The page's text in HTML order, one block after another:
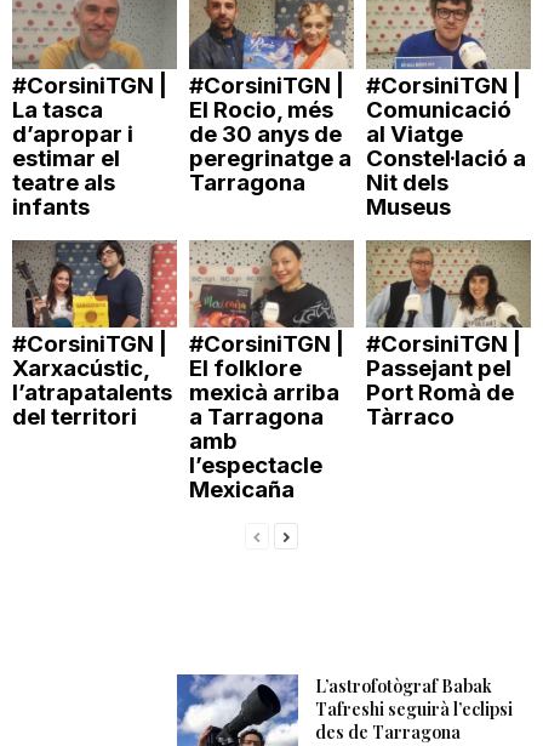
#CorsiniTGN |
La tasca
d’apropar i
estimar el
teatre als
infants
#CorsiniTGN |
El Rocio, més
de 30 anys de
peregrinatge a
Tarragona
#CorsiniTGN |
Comunicació
al Viatge
Constel·lació a
Nit dels
Museus
#CorsiniTGN |
Xarxacústic,
l’atrapatalents
del territori
#CorsiniTGN |
El folklore
mexicà arriba
a Tarragona
amb
l’espectacle
Mexicaña
#CorsiniTGN |
Passejant pel
Port Romà de
Tàrraco